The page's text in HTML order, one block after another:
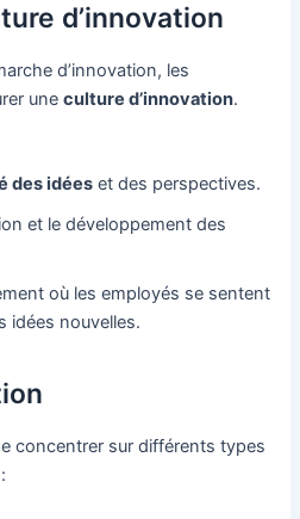
d’innovation
d’innovation, les
uneculture d’innovation.
des idées et des perspectives.
et le développement des
où les employés se sentent
idées nouvelles.
concentrer sur différents types